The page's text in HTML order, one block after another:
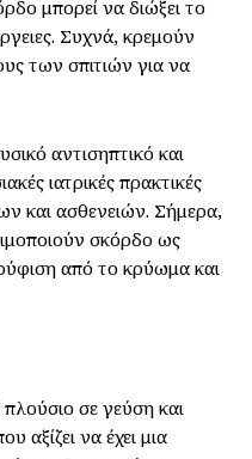
μπορεί να διώξει το
Συχνά, κρεμούν
των σπιτιών για να
αντισηπτικό και
ιατρικές πρακτικές
και ασθενειών. Σήμερα,
σκόρδο ως
από το κρύωμα και
πλούσιο σε γεύση και
αξίζει να έχει μια